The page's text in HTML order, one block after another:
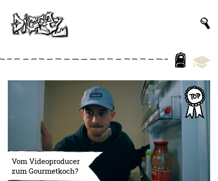
Vom Videoproducer
zum Gourmetkoch?